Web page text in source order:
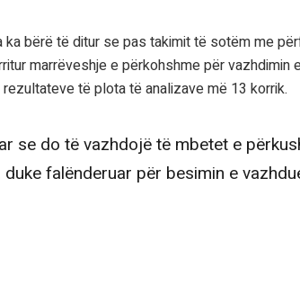
ka bërë të ditur se pas takimit të sotëm me
marrëveshje e përkohshme për
të plota të analizave më 13 korrik.
se do të vazhdojë të mbetet e
falënderuar për besimin e